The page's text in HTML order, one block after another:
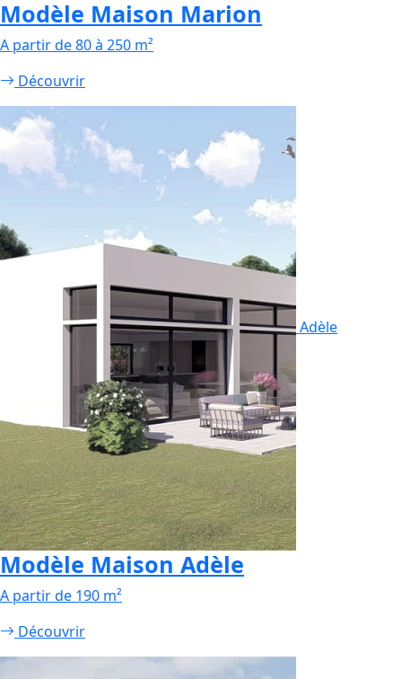
Modèle Maison Marion
A partir de 80 à 250 m²
Découvrir
Adèle
Modèle Maison Adèle
A partir de 190 m²
Découvrir